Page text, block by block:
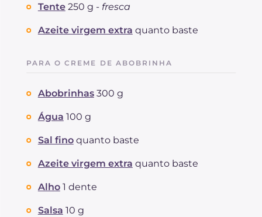
Tente 250 g - fresca
Azeite virgem extra quanto baste
PARA O CREME DE ABOBRINHA
Abobrinhas 300 g
Água 100 g
Sal fino quanto baste
Azeite virgem extra quanto baste
Alho 1 dente
Salsa 10 g